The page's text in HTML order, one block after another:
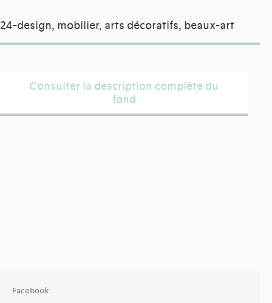
24-design, mobilier, arts décoratifs, beaux-art
Consulter la description complète du
fond
Facebook